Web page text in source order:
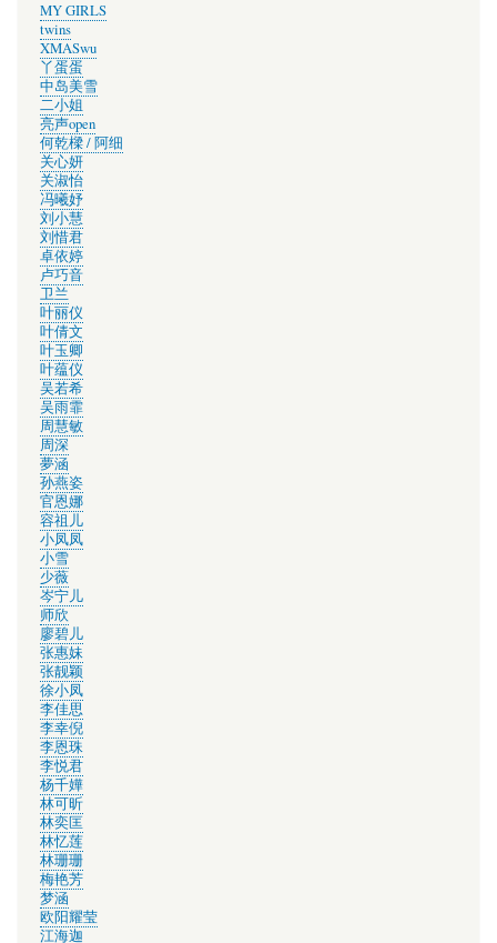
MY GIRLS
twins
XMASwu
丫蛋蛋
中岛美雪
二小姐
亮声open
何乾樑 / 阿细
关心妍
关淑怡
冯曦妤
刘小慧
刘惜君
卓依婷
卢巧音
卫兰
叶丽仪
叶倩文
叶玉卿
叶蕴仪
吴若希
吴雨霏
周慧敏
周深
夢涵
孙燕姿
官恩娜
容祖儿
小凤凤
小雪
少薇
岑宁儿
师欣
廖碧儿
张惠妹
张靓颖
徐小凤
李佳思
李幸倪
李恩珠
李悦君
杨千嬅
林可昕
林奕匡
林忆莲
林珊珊
梅艳芳
梦涵
欧阳耀莹
江海迦